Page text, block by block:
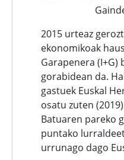
2015 urteaz
ekonomikoak
Garapenera
gorabidean da.
gastuek Euskal
osatu zuten
Batuaren pareko
puntako
urrunago dago